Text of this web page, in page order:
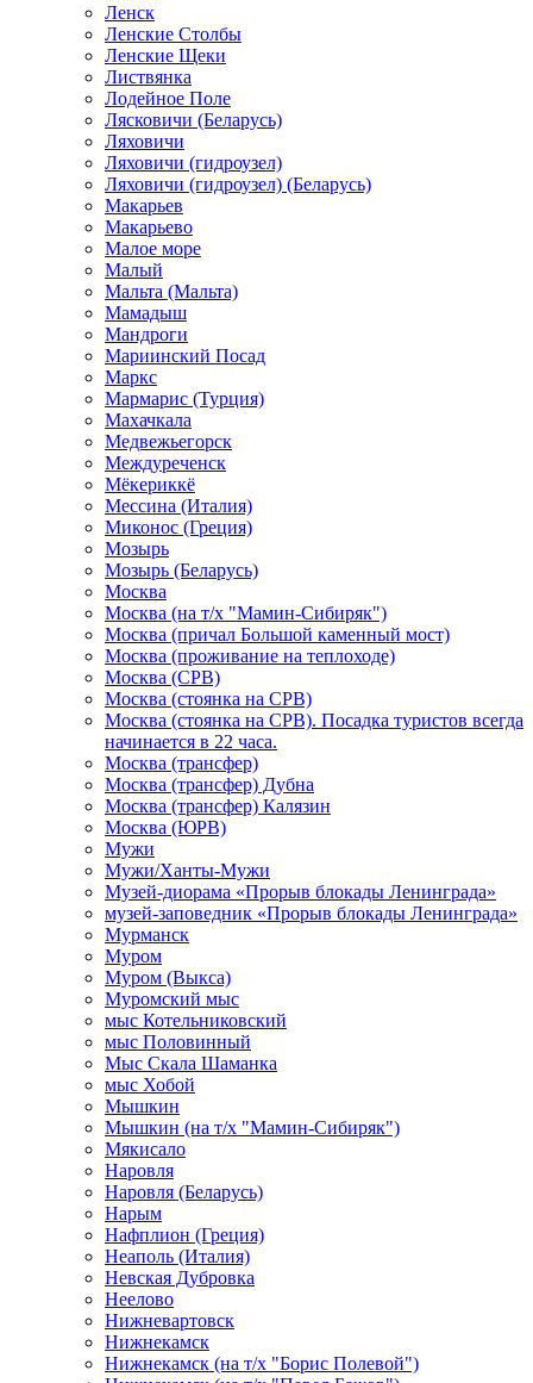
Ленск
Ленские Столбы
Ленские Щеки
Листвянка
Лодейное Поле
Лясковичи (Беларусь)
Ляховичи
Ляховичи (гидроузел)
Ляховичи (гидроузел) (Беларусь)
Макарьев
Макарьево
Малое море
Малый
Мальта (Мальта)
Мамадыш
Мандроги
Мариинский Посад
Маркс
Мармарис (Турция)
Махачкала
Медвежьегорск
Междуреченск
Мёкериккё
Мессина (Италия)
Миконос (Греция)
Мозырь
Мозырь (Беларусь)
Москва
Москва (на т/х "Мамин-Сибиряк")
Москва (причал Большой каменный мост)
Москва (проживание на теплоходе)
Москва (СРВ)
Москва (стоянка на СРВ)
Москва (стоянка на СРВ). Посадка туристов всегда
начинается в 22 часа.
Москва (трансфер)
Москва (трансфер) Дубна
Москва (трансфер) Калязин
Москва (ЮРВ)
Мужи
Мужи/Ханты-Мужи
Музей-диорама «Прорыв блокады Ленинграда»
музей-заповедник «Прорыв блокады Ленинграда»
Мурманск
Муром
Муром (Выкса)
Муромский мыс
мыс Котельниковский
мыс Половинный
Мыс Скала Шаманка
мыс Хобой
Мышкин
Мышкин (на т/х "Мамин-Сибиряк")
Мякисало
Наровля
Наровля (Беларусь)
Нарым
Нафплион (Греция)
Неаполь (Италия)
Невская Дубровка
Неелово
Нижневартовск
Нижнекамск
Нижнекамск (на т/х "Борис Полевой")